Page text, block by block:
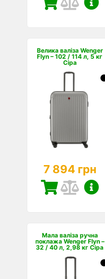
Велика валіза Wenger
Flyn – 102 / 114 л, 5 кг
Сіра
7 894 грн
Мала валіза ручна
поклажа Wenger Flyn –
32 / 40 л, 2,98 кг Сіра